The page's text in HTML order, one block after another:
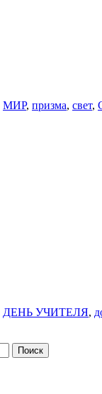
МИР, призма, свет,
ДЕНЬ УЧИТЕЛЯ,